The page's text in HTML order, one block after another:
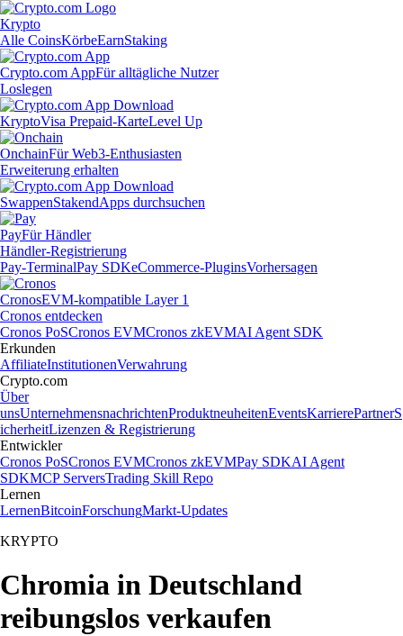
Krypto
Alle CoinsKörbeEarnStaking
Crypto.com AppFür alltägliche Nutzer
Loslegen
KryptoVisa Prepaid-KarteLevel Up
OnchainFür Web3-Enthusiasten
Erweiterung erhalten
SwappenStakendApps durchsuchen
PayFür Händler
Händler-Registrierung
Pay-TerminalPay SDKeCommerce-PluginsVorhersagen
CronosEVM-kompatible Layer 1
Cronos entdecken
Cronos PoSCronos EVMCronos zkEVMAI Agent SDK
Erkunden
AffiliateInstitutionenVerwahrung
Crypto.com
Über
unsUnternehmensnachrichtenProduktneuheitenEventsKarrierePartnerS
icherheitLizenzen & Registrierung
Entwickler
Cronos PoSCronos EVMCronos zkEVMPay SDKAI Agent
SDKMCP ServersTrading Skill Repo
Lernen
LernenBitcoinForschungMarkt-Updates
KRYPTO
Chromia in Deutschland
reibungslos verkaufen